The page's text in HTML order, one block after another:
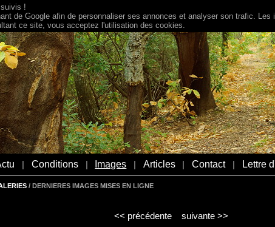
Conditions Images Articles Contact Lettre
/ DERNIERES IMAGES MISES EN LIGNE
<< précédente suivante >>
!
de Google afin de personnaliser ses annonces et analyser son trafic.
ce site, vous acceptez l'utilisation des cookies.